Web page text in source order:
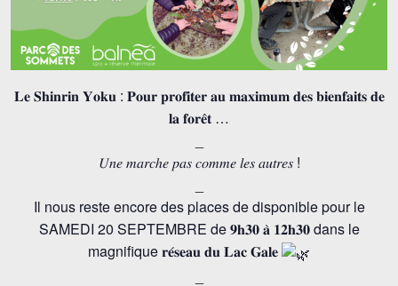
𝐋𝐞 𝐒𝐡𝐢𝐧𝐫𝐢𝐧 𝐘𝐨𝐤𝐮 : 𝐏𝐨𝐮𝐫 𝐩𝐫𝐨𝐟𝐢𝐭𝐞𝐫 𝐚𝐮 𝐦𝐚𝐱𝐢𝐦𝐮𝐦 𝐝𝐞𝐬 𝐛𝐢𝐞𝐧𝐟𝐚𝐢𝐭𝐬 𝐝𝐞
𝐥𝐚 𝐟𝐨𝐫𝐞̂𝐭 …
𝑈𝑛𝑒 𝑚𝑎𝑟𝑐ℎ𝑒 𝑝𝑎𝑠 𝑐𝑜𝑚𝑚𝑒 𝑙𝑒𝑠 𝑎𝑢𝑡𝑟𝑒𝑠 !
Il nous reste encore des places de disponible pour le
SAMEDI 20 SEPTEMBRE de 𝟗𝐡𝟑𝟎 𝐚̀ 𝟏𝟐𝐡𝟑𝟎 dans le
magnifique 𝐫𝐞́𝐬𝐞𝐚𝐮 𝐝𝐮 𝐋𝐚𝐜 𝐆𝐚𝐥𝐞